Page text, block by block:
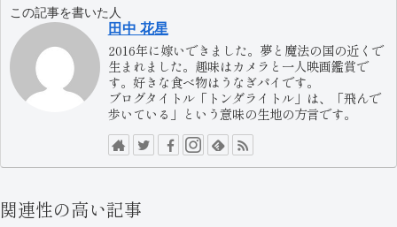
この記事を書いた人
田中 花星
2016年に嫁いできました。夢と魔法の国の近くで
生まれました。趣味はカメラと一人映画鑑賞で
す。好きな食べ物はうなぎパイです。
ブログタイトル「トンダライトル」は、「飛んで
歩いている」という意味の生地の方言です。
関連性の高い記事